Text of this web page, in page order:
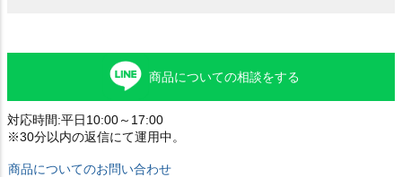
商品についての相談をする
対応時間:平日10:00～17:00
※30分以内の返信にて運用中。
商品についてのお問い合わせ